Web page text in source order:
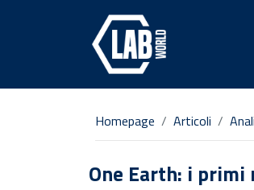
Homepage Articoli
One Earth: i